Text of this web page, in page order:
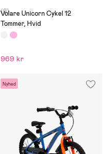
(0)
Volare Unicorn Cykel 12
Tommer, Hvid
969 kr
Nyhed